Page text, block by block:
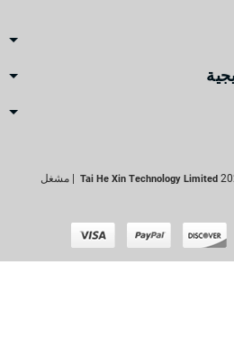
Tai He Xin Technology Limited | مشغل